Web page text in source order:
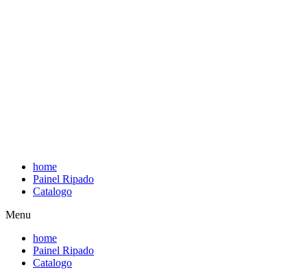
home
Painel Ripado
Catalogo
Menu
home
Painel Ripado
Catalogo